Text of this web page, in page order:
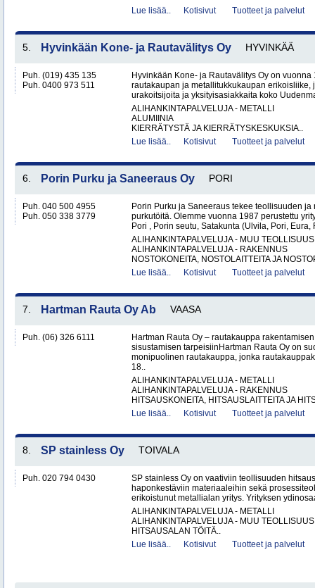
Lue lisää..
Kotisivut Tuotteet ja palvelut
5. Hyvinkään Kone- ja Rautavälitys Oy HYVINKÄÄ
Puh. (019) 435 135
Puh. 0400 973 511
Hyvinkään Kone- ja Rautavälitys Oy on
rautakaupan ja metallitukkukaupan erikoisliike,
urakoitsijoita ja yksityisasiakkaita koko
ALIHANKINTAPALVELUJA - METALLI
ALUMIINIA
KIERRÄTYSTÄ JA KIERRÄTYSKESKUKSIA..
Lue lisää..
Kotisivut Tuotteet ja palvelut
6. Porin Purku ja Saneeraus Oy PORI
Puh. 040 500 4955
Puh. 050 338 3779
Porin Purku ja Saneeraus tekee teollisuuden
purkutöitä. Olemme vuonna 1987 perustettu
Pori , Porin seutu, Satakunta (Ulvila, Pori, Eura,
ALIHANKINTAPALVELUJA - MUU TEOLLISUUS
ALIHANKINTAPALVELUJA - RAKENNUS
NOSTOKONEITA, NOSTOLAITTEITA JA
Lue lisää..
Kotisivut Tuotteet ja palvelut
7. Hartman Rauta Oy Ab VAASA
Puh. (06) 326 6111
Hartman Rauta Oy – rautakauppa
sisustamisen tarpeisiinHartman Rauta Oy on
monipuolinen rautakauppa, jonka
18..
ALIHANKINTAPALVELUJA - METALLI
ALIHANKINTAPALVELUJA - RAKENNUS
HITSAUSKONEITA, HITSAUSLAITTEITA JA
Lue lisää..
Kotisivut Tuotteet ja palvelut
8. SP stainless Oy TOIVALA
Puh. 020 794 0430
SP stainless Oy on vaativiin teollisuuden
haponkestäviin materiaaleihin sekä
erikoistunut metallialan yritys. Yrityksen
ALIHANKINTAPALVELUJA - METALLI
ALIHANKINTAPALVELUJA - MUU TEOLLISUUS
HITSAUSALAN TÖITÄ..
Lue lisää..
Kotisivut Tuotteet ja palvelut